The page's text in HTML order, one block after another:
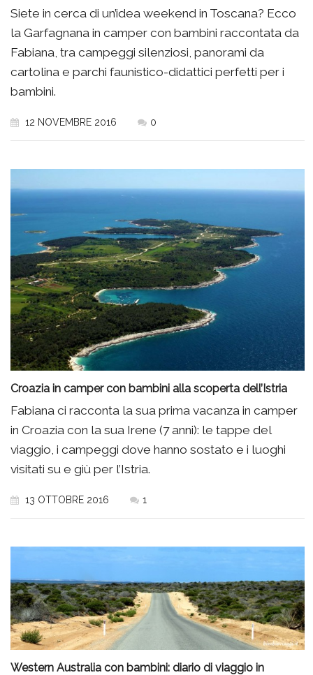
Siete in cerca di un’idea weekend in Toscana? Ecco
la Garfagnana in camper con bambini raccontata da
Fabiana, tra campeggi silenziosi, panorami da
cartolina e parchi faunistico-didattici perfetti per i
bambini.
12 NOVEMBRE 2016 0
Croazia in camper con bambini alla scoperta dell’Istria
Fabiana ci racconta la sua prima vacanza in camper
in Croazia con la sua Irene (7 anni): le tappe del
viaggio, i campeggi dove hanno sostato e i luoghi
visitati su e giù per l’Istria.
13 OTTOBRE 2016 1
Western Australia con bambini: diario di viaggio in